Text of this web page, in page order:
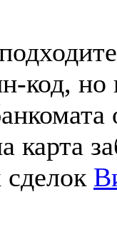
код,
карта